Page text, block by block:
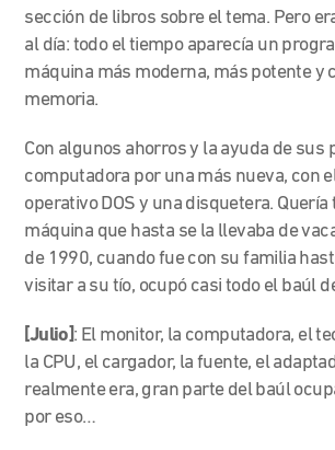
sección de libros sobre el tema. Pero
al día: todo el tiempo aparecía un
máquina más moderna, más potente y
memoria.
Con algunos ahorros y la ayuda de sus
computadora por una más nueva, con
operativo DOS y una disquetera. Quería
máquina que hasta se la llevaba de
de 1990, cuando fue con su familia
visitar a su tío, ocupó casi todo el baúl
[Julio]: El monitor, la computadora, el
la CPU, el cargador, la fuente, el
realmente era, gran parte del baúl
por eso…